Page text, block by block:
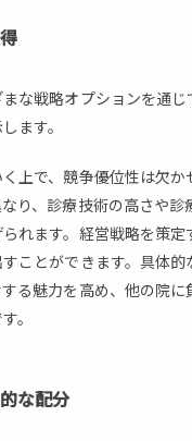
な戦略オプションを通
ます。
上で、競争優位性は欠か
り、診療技術の高さや診
れます。経営戦略を策定
ことができます。具体的
る魅力を高め、他の院に
。
な配分